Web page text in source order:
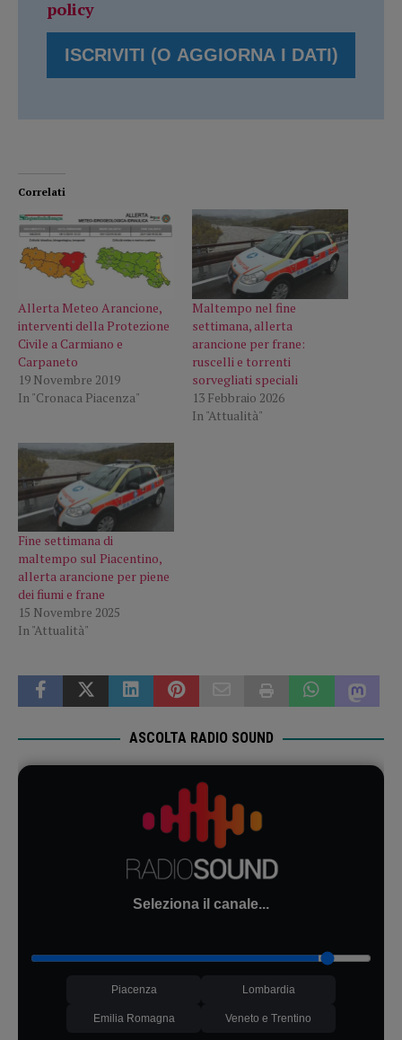
policy
Correlati
Allerta Meteo Arancione,
interventi della Protezione
Civile a Carmiano e
Carpaneto
19 Novembre 2019
In "Cronaca Piacenza"
Maltempo nel fine
settimana, allerta
arancione per frane:
ruscelli e torrenti
sorvegliati speciali
13 Febbraio 2026
In "Attualità"
Fine settimana di
maltempo sul Piacentino,
allerta arancione per piene
dei fiumi e frane
15 Novembre 2025
In "Attualità"
ASCOLTA RADIO SOUND
Seleziona il canale...
Piacenza Lombardia
Emilia Romagna Veneto e Trentino